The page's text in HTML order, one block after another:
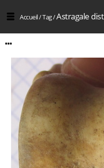
Accueil/Tag/Astragale dist